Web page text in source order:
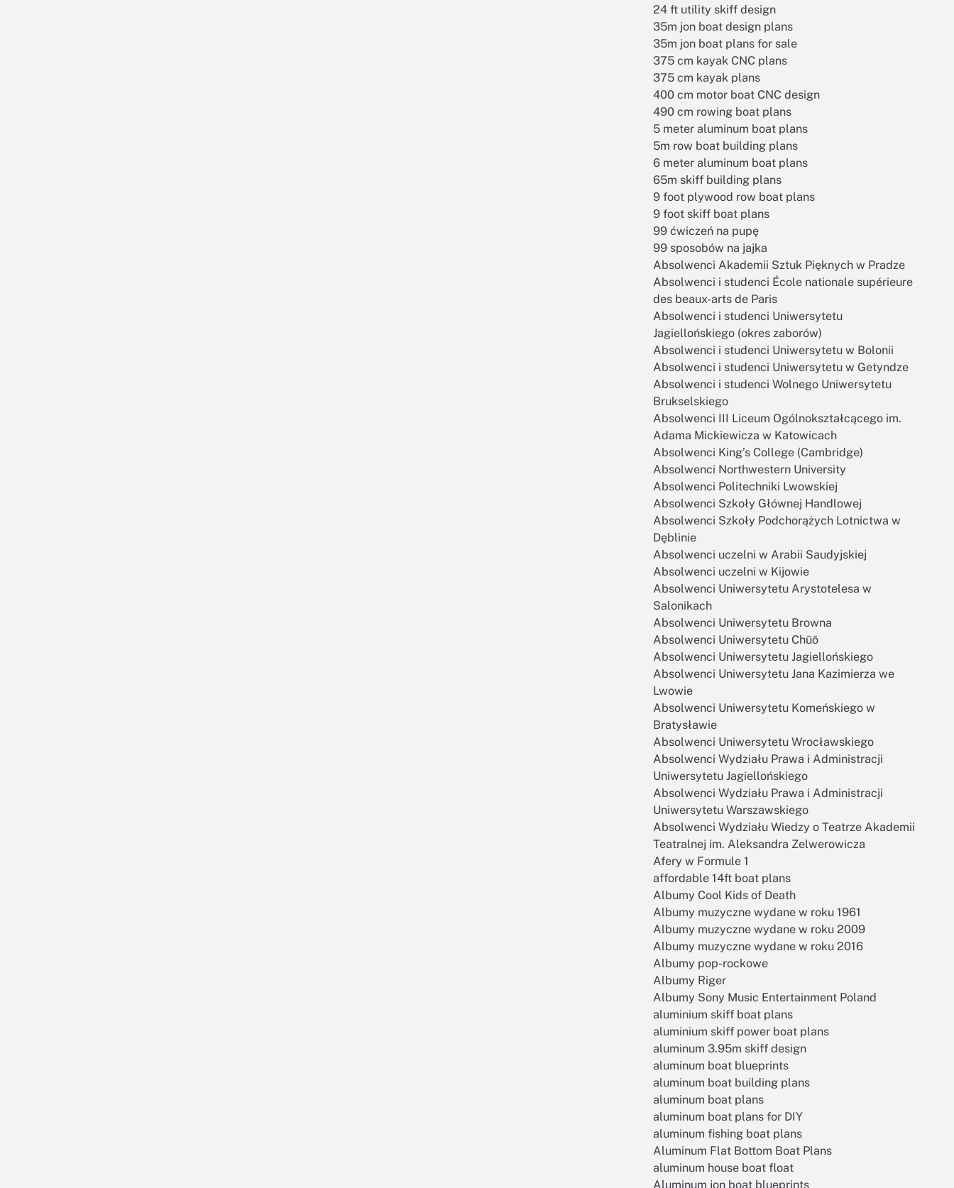
24 ft utility skiff design
35m jon boat design plans
35m jon boat plans for sale
375 cm kayak CNC plans
375 cm kayak plans
400 cm motor boat CNC design
490 cm rowing boat plans
5 meter aluminum boat plans
5m row boat building plans
6 meter aluminum boat plans
65m skiff building plans
9 foot plywood row boat plans
9 foot skiff boat plans
99 ćwiczeń na pupę
99 sposobów na jajka
Absolwenci Akademii Sztuk Pięknych w Pradze
Absolwenci i studenci École nationale supérieure
des beaux-arts de Paris
Absolwenci i studenci Uniwersytetu
Jagiellońskiego (okres zaborów)
Absolwenci i studenci Uniwersytetu w Bolonii
Absolwenci i studenci Uniwersytetu w Getyndze
Absolwenci i studenci Wolnego Uniwersytetu
Brukselskiego
Absolwenci III Liceum Ogólnokształcącego im.
Adama Mickiewicza w Katowicach
Absolwenci King’s College (Cambridge)
Absolwenci Northwestern University
Absolwenci Politechniki Lwowskiej
Absolwenci Szkoły Głównej Handlowej
Absolwenci Szkoły Podchorążych Lotnictwa w
Dęblinie
Absolwenci uczelni w Arabii Saudyjskiej
Absolwenci uczelni w Kijowie
Absolwenci Uniwersytetu Arystotelesa w
Salonikach
Absolwenci Uniwersytetu Browna
Absolwenci Uniwersytetu Chūō
Absolwenci Uniwersytetu Jagiellońskiego
Absolwenci Uniwersytetu Jana Kazimierza we
Lwowie
Absolwenci Uniwersytetu Komeńskiego w
Bratysławie
Absolwenci Uniwersytetu Wrocławskiego
Absolwenci Wydziału Prawa i Administracji
Uniwersytetu Jagiellońskiego
Absolwenci Wydziału Prawa i Administracji
Uniwersytetu Warszawskiego
Absolwenci Wydziału Wiedzy o Teatrze Akademii
Teatralnej im. Aleksandra Zelwerowicza
Afery w Formule 1
affordable 14ft boat plans
Albumy Cool Kids of Death
Albumy muzyczne wydane w roku 1961
Albumy muzyczne wydane w roku 2009
Albumy muzyczne wydane w roku 2016
Albumy pop-rockowe
Albumy Riger
Albumy Sony Music Entertainment Poland
aluminium skiff boat plans
aluminium skiff power boat plans
aluminum 3.95m skiff design
aluminum boat blueprints
aluminum boat building plans
aluminum boat plans
aluminum boat plans for DIY
aluminum fishing boat plans
Aluminum Flat Bottom Boat Plans
aluminum house boat float
Aluminum jon boat blueprints